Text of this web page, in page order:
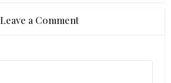
Leave a Comment